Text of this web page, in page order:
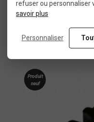
Produit
neuf
refuser ou personnaliser
savoir plus
Personnaliser